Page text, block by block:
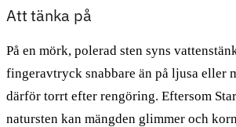
Att tänka på
På en mörk, polerad sten syns
fingeravtryck snabbare än på ljusa eller
därför torrt efter rengöring. Eftersom
natursten kan mängden glimmer och